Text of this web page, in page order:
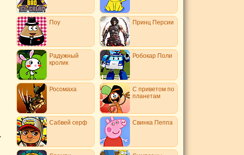
Поу Принц Персии
Радужный
кролик
Робокар Поли
Росомаха
С приветом по
планетам
Сабвей серф Свинка Пеппа